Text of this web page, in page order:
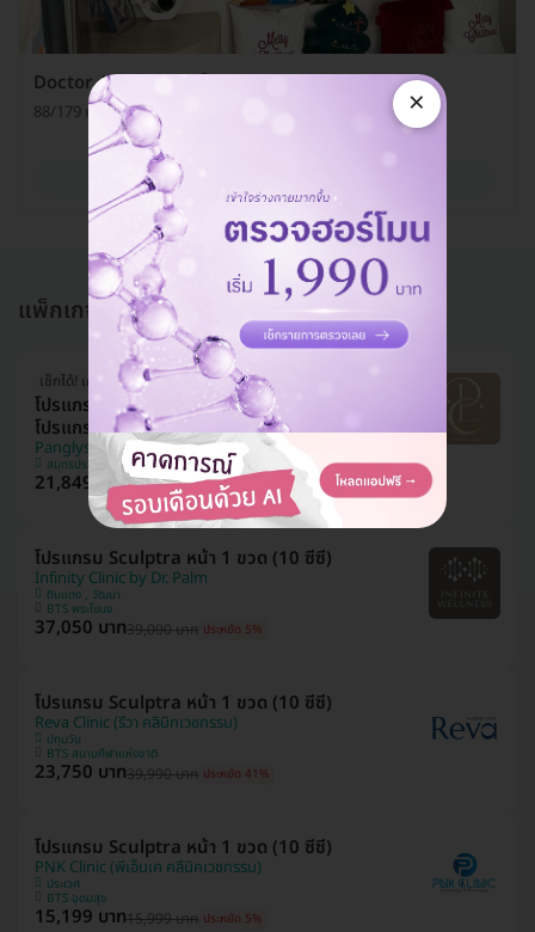
Doctor Arm Clinic (ด็อกเตอร์อาร์ม คลินิกเวชกรรม)
88/179 หมู่ 18 ต. คูคต อ. ลำลูกกา จ. ปทุมธานี 12130
แพ็กเกจอื่นใน โปรแกรม Sculptra
เช็กได้! เครื่องจากผู้นำเข้า
โปรแกรม Sculptra หน้า 1 ขวด (10 ซีซี) ฟรี!
โปรแกรม Ultraformer III 300 ช็อต (หน้า)
Panglyst Clinic (แป้งลิสท์ คลินิกเวชกรรม)
สมุทรปราการ
21,849 บาท35,999 บาท ประหยัด 39%
โปรแกรม Sculptra หน้า 1 ขวด (10 ซีซี)
Infinity Clinic by Dr. Palm
ดินแดง , วัฒนา
BTS พระโขนง
37,050 บาท39,000 บาท ประหยัด 5%
โปรแกรม Sculptra หน้า 1 ขวด (10 ซีซี)
Reva Clinic (รีวา คลินิกเวชกรรม)
ปทุมวัน
BTS สนามกีฬาแห่งชาติ
23,750 บาท39,990 บาท ประหยัด 41%
โปรแกรม Sculptra หน้า 1 ขวด (10 ซีซี)
PNK Clinic (พีเอ็นเค คลีนิคเวชกรรม)
ประเวศ
BTS อุดมสุข
15,199 บาท15,999 บาท ประหยัด 5%
×